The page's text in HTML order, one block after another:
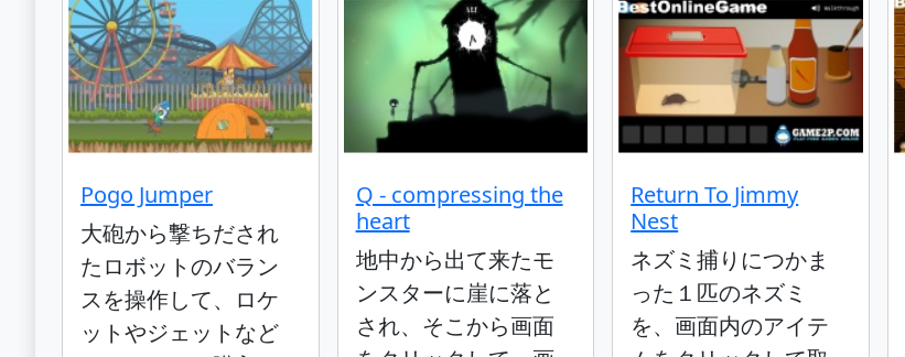
Pogo Jumper
大砲から撃ちだされ
たロボットのバラン
スを操作して、ロケ
ットやジェットなど
Q - compressing the
heart
地中から出て来たモ
ンスターに崖に落と
され、そこから画面
Return To Jimmy
Nest
ネズミ捕りにつかま
った１匹のネズミ
を、画面内のアイテ